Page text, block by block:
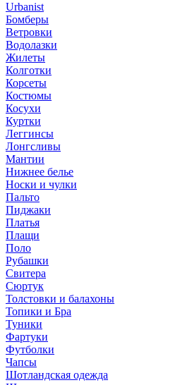
Urbanist
Бомберы
Ветровки
Водолазки
Жилеты
Колготки
Корсеты
Костюмы
Косухи
Куртки
Леггинсы
Лонгсливы
Мантии
Нижнее белье
Носки и чулки
Пальто
Пиджаки
Платья
Плащи
Поло
Рубашки
Свитера
Сюртук
Толстовки и балахоны
Топики и Бра
Туники
Фартуки
Футболки
Чапсы
Шотландская одежда